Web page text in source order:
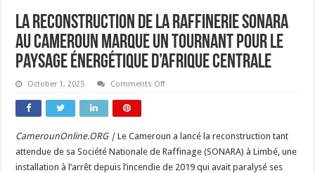
La reconstruction de la raffinerie SONARA
au Cameroun marque un tournant pour le
paysage énergétique d’Afrique centrale
October 1, 2025 Comments Offon
SONARA
au
Cameroun
marque
CamerounOnline.ORG | Le Cameroun a lancé la reconstruction tant
attendue de sa Société Nationale de Raffinage (SONARA) à Limbé, une
installation à l’arrêt depuis l’incendie de 2019 qui avait paralysé ses